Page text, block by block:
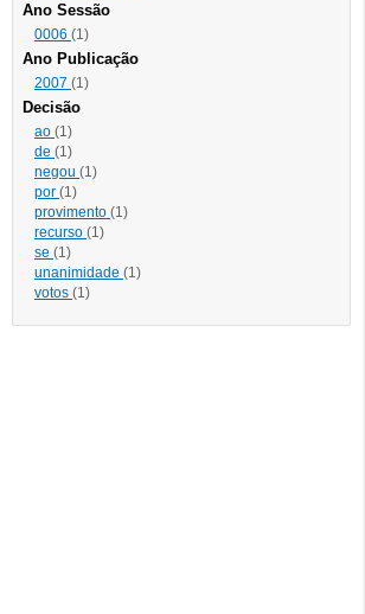
Ano Sessão
0006 (1)
Ano Publicação
2007 (1)
Decisão
ao (1)
de (1)
negou (1)
por (1)
provimento (1)
recurso (1)
se (1)
unanimidade (1)
votos (1)